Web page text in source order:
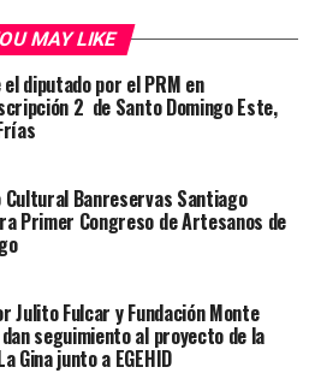
MAY LIKE
el diputado por el PRM en
2 de Santo Domingo Este,
Cultural Banreservas Santiago
Primer Congreso de Artesanos de
Julito Fulcar y Fundación Monte
seguimiento al proyecto de la
Gina junto a EGEHID